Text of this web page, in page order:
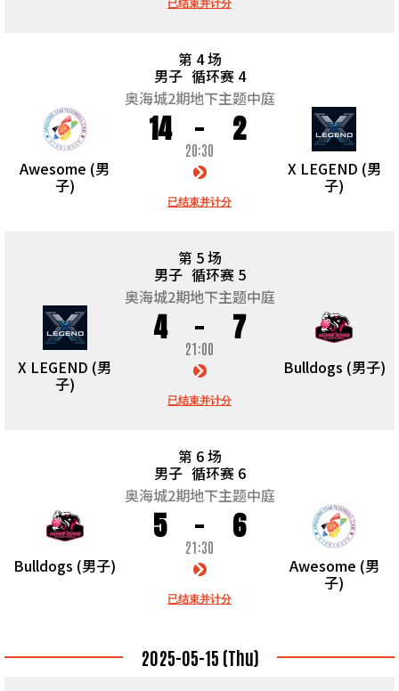
第 4 场
男子 循环赛 4
奥海城2期地下主题中庭
Awesome (男
子)
14 2
20:30
已结束并计分
X LEGEND (男
子)
第 5 场
男子 循环赛 5
奥海城2期地下主题中庭
X LEGEND (男
子)
4 7
21:00
已结束并计分
Bulldogs (男子)
第 6 场
男子 循环赛 6
奥海城2期地下主题中庭
Bulldogs (男子)
5 6
21:30
已结束并计分
Awesome (男
子)
2025-05-15 (Thu)